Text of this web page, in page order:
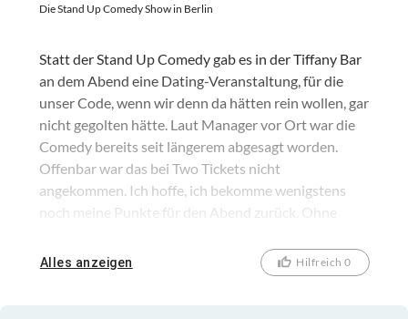
Die Stand Up Comedy Show in Berlin
Statt der Stand Up Comedy gab es in der Tiffany Bar
an dem Abend eine Dating-Veranstaltung, für die
unser Code, wenn wir denn da hätten rein wollen, gar
nicht gegolten hätte. Laut Manager vor Ort war die
Comedy bereits seit längerem abgesagt worden.
Offenbar war das bei Two Tickets nicht
angekommen. Ich hoffe, ich bekomme wenigstens
noch meine Punkte für den Abend zurück. Ohne
genug gewesen.
Alles anzeigen Hilfreich 0